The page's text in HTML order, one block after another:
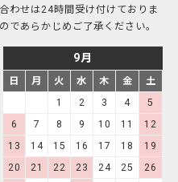
わせは24時間受け付けておりま
であらかじめご了承ください。
9月
日 月 火 水 木 金
土
1
2 3 4
5
6
7 8 9 10 11
12
13
14 15 16 17 18
19
20
21 22 23 24 25
26